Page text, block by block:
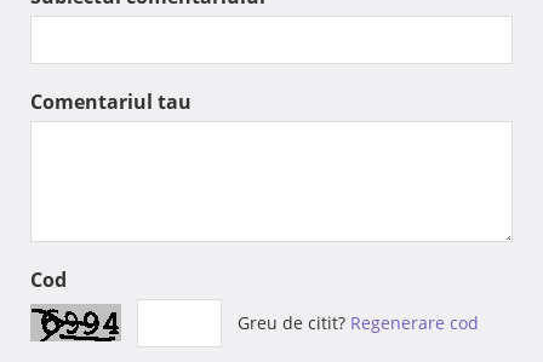
Comentariul tau
Cod
Greu de citit? Regenerare cod